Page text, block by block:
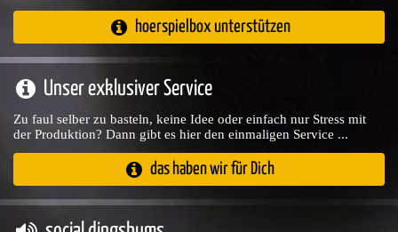
hoerspielbox unterstützen
Unser exklusiver Service
Zu faul selber zu basteln, keine Idee oder einfach nur Stress mit
der Produktion? Dann gibt es hier den einmaligen Service ...
das haben wir für Dich